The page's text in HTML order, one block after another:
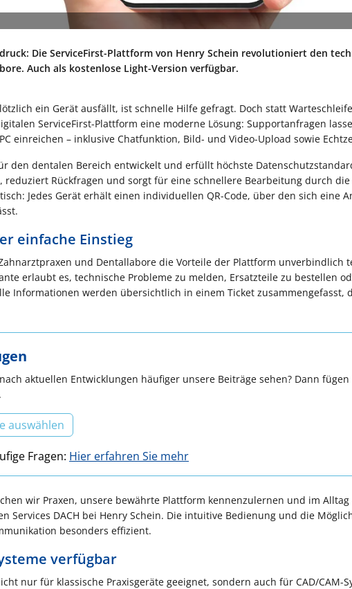
Die ServiceFirst-Plattform von Henry Schein revolutioniert den
Auch als kostenlose Light-Version verfügbar.
ein Gerät ausfällt, ist schnelle Hilfe gefragt. Doch statt
ServiceFirst-Plattform eine moderne Lösung: Supportanfragen
einreichen – inklusive Chatfunktion, Bild- und Video-Upload sowie
den dentalen Bereich entwickelt und erfüllt höchste
reduziert Rückfragen und sorgt für eine schnellere Bearbeitung durch
Jedes Gerät erhält einen individuellen QR-Code, über den sich eine
einfache Einstieg
und Dentallabore die Vorteile der Plattform unverbindlich
erlaubt es, technische Probleme zu melden, Ersatzteile zu bestellen
Informationen werden übersichtlich in einem Ticket zusammengefasst,
aktuellen Entwicklungen häufiger unsere Beiträge sehen? Dann
auswählen
Fragen: Hier erfahren Sie mehr
wir Praxen, unsere bewährte Plattform kennenzulernen und im
Services DACH bei Henry Schein. Die intuitive Bedienung und die
besonders effizient.
verfügbar
nur für klassische Praxisgeräte geeignet, sondern auch für CAD/CAM-